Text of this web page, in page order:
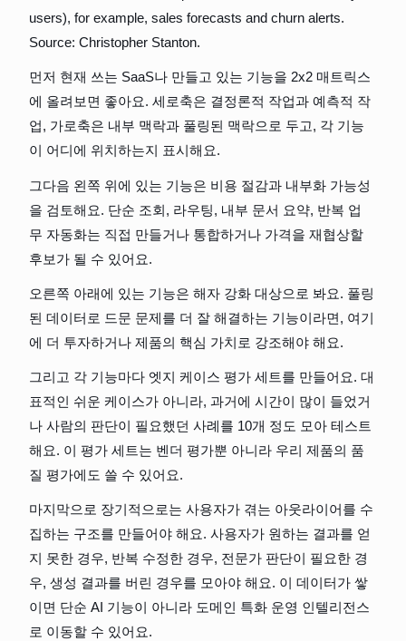
먼저 현재 쓰는 SaaS나 만들고 있는 기능을 2x2 매트릭스
에 올려보면 좋아요. 세로축은 결정론적 작업과 예측적 작
업, 가로축은 내부 맥락과 풀링된 맥락으로 두고, 각 기능
이 어디에 위치하는지 표시해요.
그다음 왼쪽 위에 있는 기능은 비용 절감과 내부화 가능성
을 검토해요. 단순 조회, 라우팅, 내부 문서 요약, 반복 업
무 자동화는 직접 만들거나 통합하거나 가격을 재협상할
후보가 될 수 있어요.
오른쪽 아래에 있는 기능은 해자 강화 대상으로 봐요. 풀링
된 데이터로 드문 문제를 더 잘 해결하는 기능이라면, 여기
에 더 투자하거나 제품의 핵심 가치로 강조해야 해요.
그리고 각 기능마다 엣지 케이스 평가 세트를 만들어요. 대
표적인 쉬운 케이스가 아니라, 과거에 시간이 많이 들었거
나 사람의 판단이 필요했던 사례를 10개 정도 모아 테스트
해요. 이 평가 세트는 벤더 평가뿐 아니라 우리 제품의 품
질 평가에도 쓸 수 있어요.
마지막으로 장기적으로는 사용자가 겪는 아웃라이어를 수
집하는 구조를 만들어야 해요. 사용자가 원하는 결과를 얻
지 못한 경우, 반복 수정한 경우, 전문가 판단이 필요한 경
우, 생성 결과를 버린 경우를 모아야 해요. 이 데이터가 쌓
이면 단순 AI 기능이 아니라 도메인 특화 운영 인텔리전스
로 이동할 수 있어요.